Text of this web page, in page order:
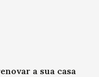
a sua casa